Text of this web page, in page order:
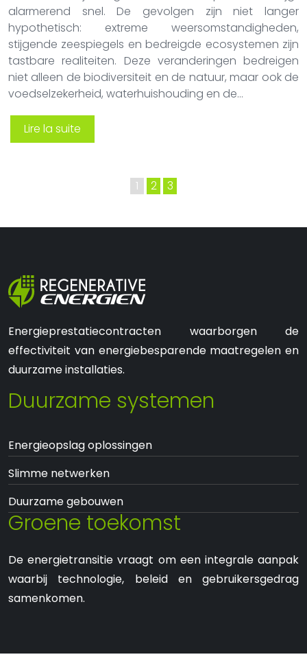
alarmerend snel. De gevolgen zijn niet langer
hypothetisch: extreme weersomstandigheden,
stijgende zeespiegels en bedreigde ecosystemen zijn
tastbare realiteiten. Deze veranderingen bedreigen
niet alleen de biodiversiteit en de natuur, maar ook de
voedselzekerheid, waterhuishouding en de…
Lire la suite
1 2 3
Energieprestatiecontracten waarborgen de
effectiviteit van energiebesparende maatregelen en
duurzame installaties.
Duurzame systemen
Energieopslag oplossingen
Slimme netwerken
Duurzame gebouwen
Groene toekomst
De energietransitie vraagt om een integrale aanpak
waarbij technologie, beleid en gebruikersgedrag
samenkomen.